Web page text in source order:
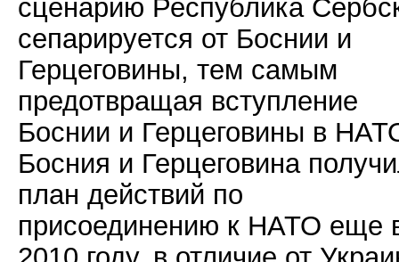
сценарию Республика
сепарируется от Боснии и
Герцеговины, тем самым
предотвращая вступление
Боснии и Герцеговины в
Босния и Герцеговина
план действий по
присоединению к НАТО еще